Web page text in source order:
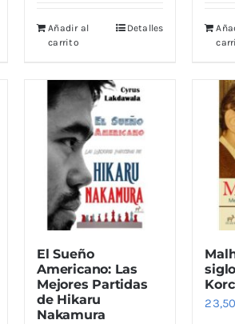
Añadir al
carrito
Detalles
El Sueño
Americano: Las
Mejores Partidas
de Hikaru
Nakamura
23,50